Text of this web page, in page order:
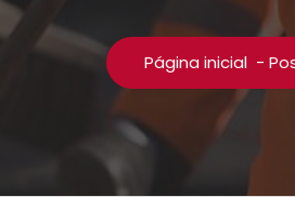
Página inicial -